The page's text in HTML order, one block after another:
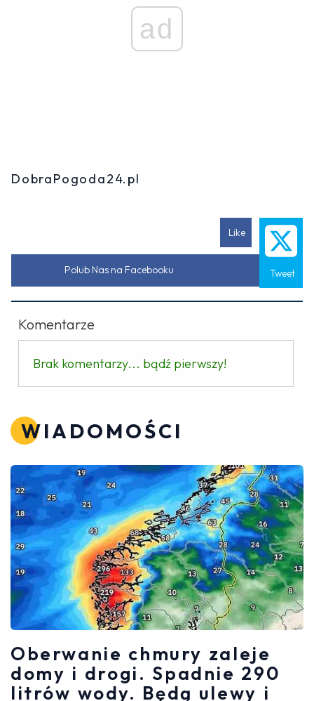
ad
DobraPogoda24.pl
Like
Tweet
Polub Nas na Facebooku
Komentarze
Brak komentarzy... bądź pierwszy!
WIADOMOŚCI
Oberwanie chmury zaleje
domy i drogi. Spadnie 290
litrów wody. Będą ulewy i